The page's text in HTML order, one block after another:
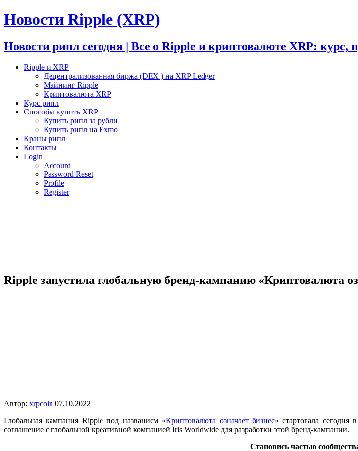
Новости Ripple (XRP)
Новости рипл сегодня | Все о Ripple и криптовалюте XRP: курс,
Ripple и XRP
Децентрализованная биржа (DEX ) на XRP Ledger
Майнинг Ripple
Криптовалюта XRP
Курс рипл
Способы купить XRP
Купить рипл за рубли
Купить рипл на Exmo
Краны рипл
Контакты
Login
Account
Password Reset
Profile
Register
Ripple запустила глобальную бренд-кампанию «Криптовалюта
Автор: xrpcoin 07.10.2022
Глобальная кампания Ripple под названием «Криптовалюта означает бизнес» стартовала
соглашение с глобальной креативной компанией Iris Worldwide для разработки этой бренд-кампании.
Становись частью